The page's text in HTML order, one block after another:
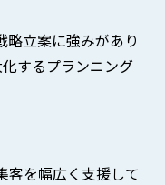
略立案に強みがあり
するプランニング
客を幅広く支援して